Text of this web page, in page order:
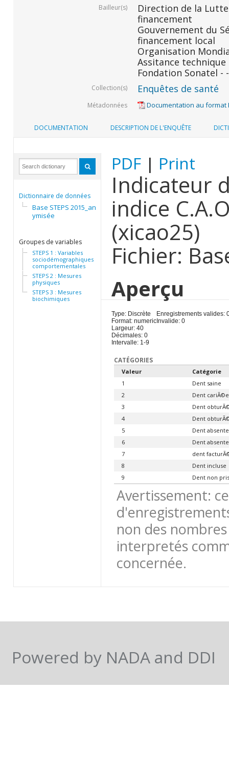
Bailleur(s)
Direction de la
financement
Gouvernement du
financement local
Organisation
Assitance
Fondation Sonatel -
Collection(s) Enquêtes de santé
Métadonnées Documentation au format
DOCUMENTATION DESCRIPTION DE L'ENQUÊTE
Dictionnaire de données
Base STEPS 2015_anon
ymisée
Groupes de variables
STEPS 1 : Variables
sociodémographiques et
comportementales
STEPS 2 : Mesures
physiques
STEPS 3 : Mesures
biochimiques
PDF| Print
Indicateur
indice
(xicao25)
Fichier:
Aperçu
Type: Discrète
Format: numeric
Largeur: 40
Décimales: 0
Intervalle: 1-9
Enregistrements valides:
Invalide: 0
CATÉGORIES
Valeur
Catégorie
1
Dent saine
2
Dent cariÃ©e
3
Dent
4
Dent
5
Dent
6
Dent
7
dent
8
Dent incluse
9
Dent non
Avertissement:
non des
interpretés
concernée.
Powered by NADA and DDI